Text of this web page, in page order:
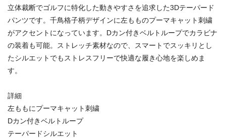
立体裁断でゴルフに特化した動きやすさを追求した3Dテーパード
パンツです。千鳥格子柄デザインに左もものプーマキャット刺繍
がアクセントになっています。Dカン付きベルトループでカラビナ
の装着も可能。ストレッチ素材なので、スマートでスッキリとし
たシルエットでもストレスフリーで快適な履き心地を楽しめま
す。
詳細
左ももにプーマキャット刺繍
Dカン付きベルトループ
テーパードシルエット